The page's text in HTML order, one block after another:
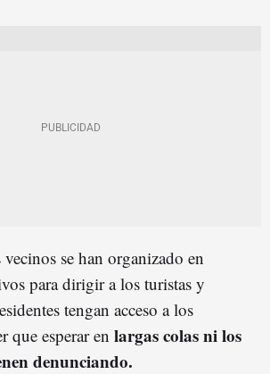
se han organizado en
para dirigir a los turistas y
tengan acceso a los
que esperar en largas colas ni los
denunciando.